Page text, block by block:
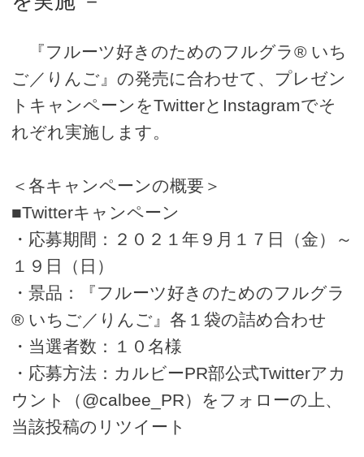
『フルーツ好きのためのフルグラ® いち
ご／りんご』の発売に合わせて、プレゼン
トキャンペーンをTwitterとInstagramでそ
れぞれ実施します。
＜各キャンペーンの概要＞
■Twitterキャンペーン
・応募期間：２０２１年９月１７日（金）～
１９日（日）
・景品：『フルーツ好きのためのフルグラ
® いちご／りんご』各１袋の詰め合わせ
・当選者数：１０名様
・応募方法：カルビーPR部公式Twitterアカ
ウント（@calbee_PR）をフォローの上、
当該投稿のリツイート